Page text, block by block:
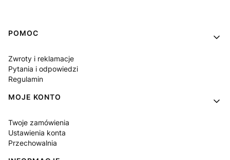
Linki w stopce
POMOC
Zwroty i reklamacje
Pytania i odpowiedzi
Regulamin
MOJE KONTO
Twoje zamówienia
Ustawienia konta
Przechowalnia